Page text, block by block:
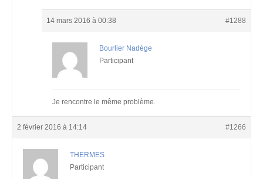
14 mars 2016 à 00:38 #1288
Bourlier Nadège
Participant
Je rencontre le même problème.
2 février 2016 à 14:14 #1266
THERMES
Participant